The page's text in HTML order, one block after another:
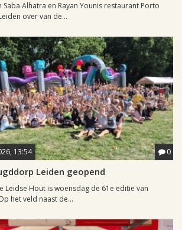
Saba Alhatra en Rayan Younis restaurant Porto
over van de...
13:54 0
Leiden geopend
Leidse Hout is woensdag de 61e editie van
het veld naast de...